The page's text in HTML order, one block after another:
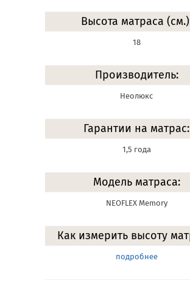
Высота матраса
18
Производитель:
Неолюкс
Гарантии на матрас:
1,5 года
Модель матраса:
NEOFLEX Memory
Как измерить высоту
подробнее